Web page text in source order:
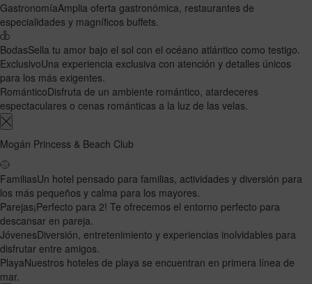
GastronomíaAmplia oferta gastronómica, restaurantes de
especialidades y magníficos buffets.
BodasSella tu amor bajo el sol con el océano atlántico como testigo.
ExclusivoUna experiencia exclusiva con atención y detalles únicos
para los más exigentes.
RománticoDisfruta de un ambiente romántico, atardeceres
espectaculares o cenas románticas a la luz de las velas.
Mogán Princess & Beach Club
FamiliasUn hotel pensado para familias, actividades y diversión para
los más pequeños y calma para los mayores.
Parejas¡Perfecto para 2! Te ofrecemos el entorno perfecto para
descansar en pareja.
JóvenesDiversión, entretenimiento y experiencias inolvidables para
disfrutar entre amigos.
PlayaNuestros hoteles de playa se encuentran en primera línea de
mar.